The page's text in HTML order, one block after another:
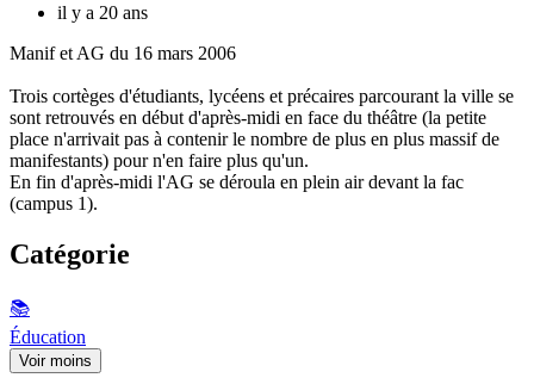
il y a 20 ans
Manif et AG du 16 mars 2006
Trois cortèges d'étudiants, lycéens et précaires parcourant la ville se
sont retrouvés en début d'après-midi en face du théâtre (la petite
place n'arrivait pas à contenir le nombre de plus en plus massif de
manifestants) pour n'en faire plus qu'un.
En fin d'après-midi l'AG se déroula en plein air devant la fac
(campus 1).
Catégorie
📚
Éducation
Voir moins